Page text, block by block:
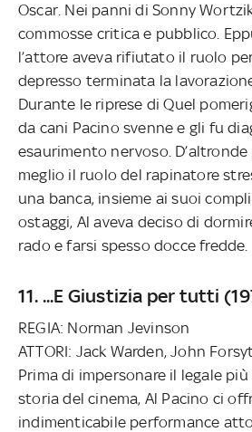
Oscar. Nei panni di Sonny
commosse critica e pubblico.
l’attore aveva rifiutato il ruolo
depresso terminata la
Durante le riprese di Quel
da cani Pacino svenne e gli fu
esaurimento nervoso.
meglio il ruolo del rapinatore
una banca, insieme ai suoi
ostaggi, Al aveva deciso di
rado e farsi spesso docce fredde.
11. ...E Giustizia per tutti
REGIA: Norman Jevinson
ATTORI: Jack Warden, John
Prima di impersonare il legale
storia del cinema, Al Pacino ci
indimenticabile performance